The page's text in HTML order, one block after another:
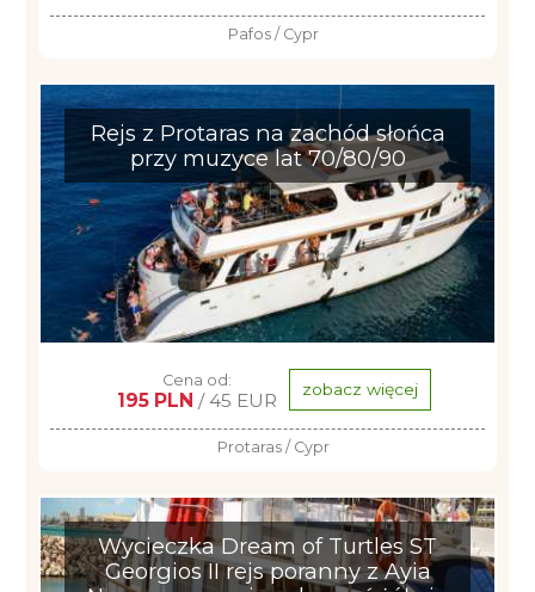
Pafos / Cypr
Rejs z Protaras na zachód słońca
przy muzyce lat 70/80/90
Cena od:
195 PLN / 45 EUR zobacz więcej
Protaras / Cypr
Wycieczka Dream of Turtles ST
Georgios II rejs poranny z Ayia